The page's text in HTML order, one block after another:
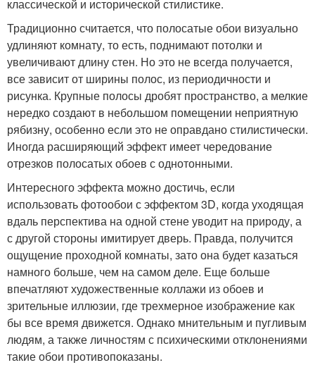
классической и исторической стилистике.
Традиционно считается, что полосатые обои визуально
удлиняют комнату, то есть, поднимают потолки и
увеличивают длину стен. Но это не всегда получается,
все зависит от ширины полос, из периодичности и
рисунка. Крупные полосы дробят пространство, а мелкие
нередко создают в небольшом помещении неприятную
рябизну, особенно если это не оправдано стилистически.
Иногда расширяющий эффект имеет чередование
отрезков полосатых обоев с однотонными.
Интересного эффекта можно достичь, если
использовать фотообои с эффектом 3D, когда уходящая
вдаль перспектива на одной стене уводит на природу, а
с другой стороны имитирует дверь. Правда, получится
ощущение проходной комнаты, зато она будет казаться
намного больше, чем на самом деле. Еще больше
впечатляют художественные коллажи из обоев и
зрительные иллюзии, где трехмерное изображение как
бы все время движется. Однако мнительным и пугливым
людям, а также личностям с психическими отклонениями
такие обои противопоказаны.